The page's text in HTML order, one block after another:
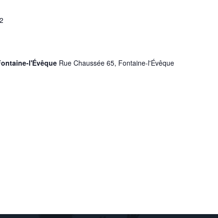
l'Évêque Rue Chaussée 65, Fontaine-l'Évêque